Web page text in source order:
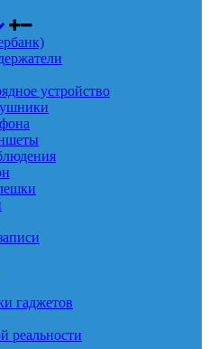
устройство
гаджетов
реальности